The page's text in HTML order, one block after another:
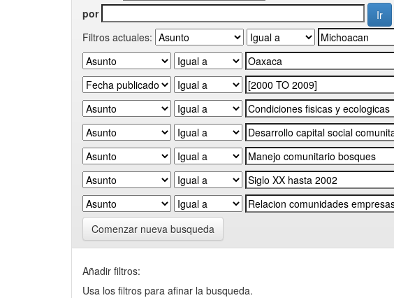
por
Filtros actuales:
Comenzar nueva busqueda
Añadir filtros:
Usa los filtros para afinar la busqueda.